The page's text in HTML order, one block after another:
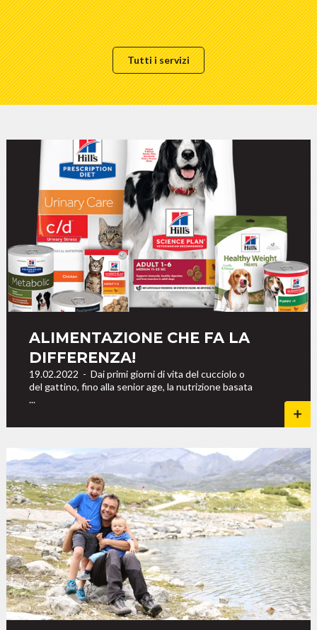
Tutti i servizi
ALIMENTAZIONE CHE FA LA
DIFFERENZA!
19.02.2022 - Dai primi giorni di vita del cucciolo o
del gattino, fino alla senior age, la nutrizione basata
...